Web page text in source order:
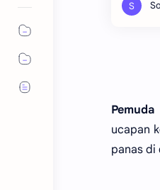
ucapan
panas di